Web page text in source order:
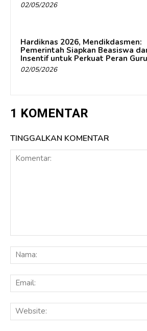
02/05/2026
Hardiknas 2026, Mendikdasmen:
Pemerintah Siapkan Beasiswa
Insentif untuk Perkuat Peran
02/05/2026
1 KOMENTAR
TINGGALKAN KOMENTAR